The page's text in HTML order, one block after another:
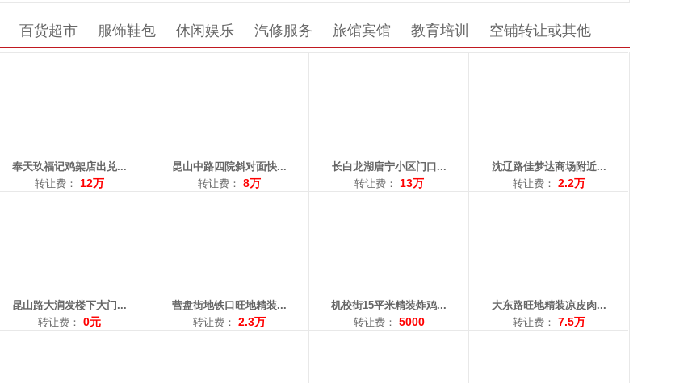
百货超市 服饰鞋包 休闲娱乐 汽修服务 旅馆宾馆 教育培训 空铺转让或其他
奉天玖福记鸡架店出兑...
转让费：
12万
昆山中路四院斜对面快...
转让费： 8万
长白龙湖唐宁小区门口...
转让费：
13万
沈辽路佳梦达商场附近...
转让费： 2.2万
昆山路大润发楼下大门...
转让费： 0元
营盘街地铁口旺地精装...
转让费： 2.3万
机校街15平米精装炸鸡...
转让费： 5000
大东路旺地精装凉皮肉...
转让费： 7.5万